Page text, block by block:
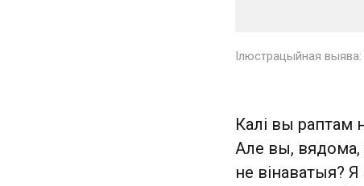
Ілюстрацыйная
Калі вы раптам
Але вы, вядома,
не вінаватыя?